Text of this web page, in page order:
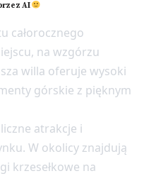
AI
całorocznego
na wzgórzu
willa oferuje wysoki
górskie z pięknym
atrakcje i
W okolicy znajdują
krzesełkowe na